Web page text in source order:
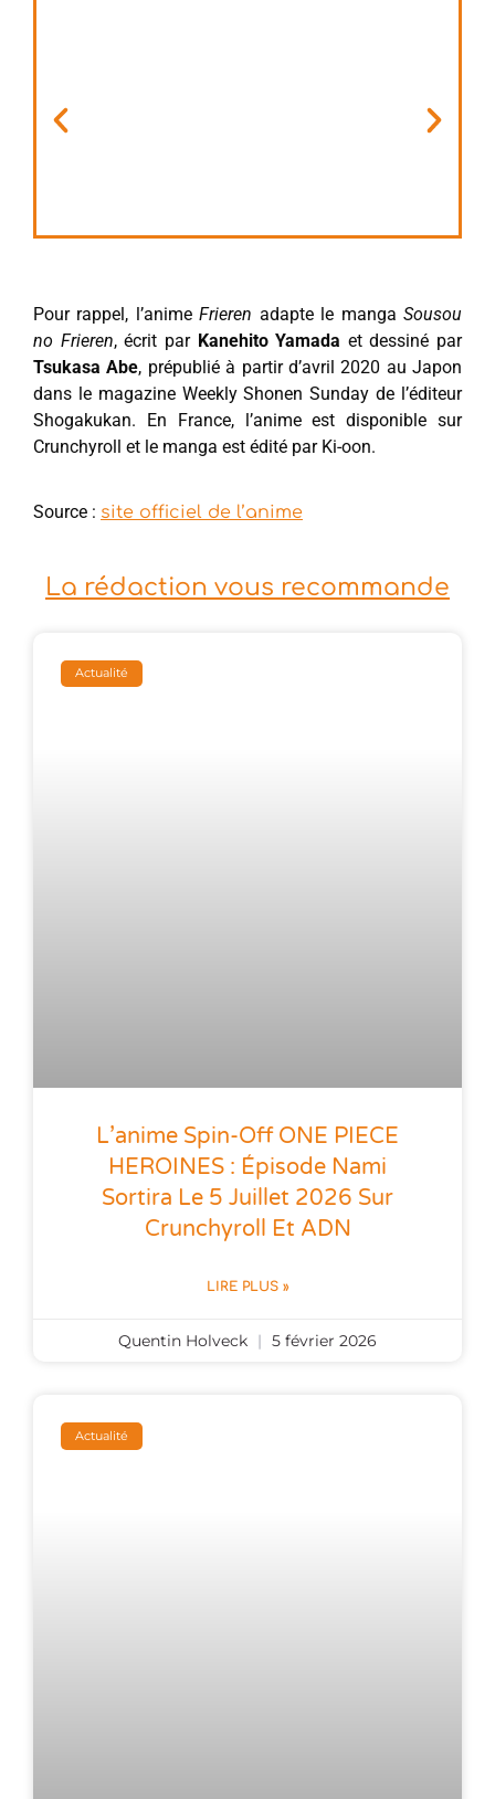
Pour rappel, l’animeFrieren adapte le mangaSousou
no Frieren, écrit par Kanehito Yamada et dessiné par
Tsukasa Abe, prépublié à partir d’avril 2020 au Japon
dans le magazine Weekly Shonen Sunday de l’éditeur
Shogakukan. En France, l’anime est disponible sur
Crunchyroll et le manga est édité par Ki-oon.
Source : site officiel de l’anime
La rédaction vous recommande
Actualité
L’anime Spin-Off ONE PIECE
HEROINES : Épisode Nami
Sortira Le 5 Juillet 2026 Sur
Crunchyroll Et ADN
LIRE PLUS »
Quentin Holveck 5 février 2026
Actualité